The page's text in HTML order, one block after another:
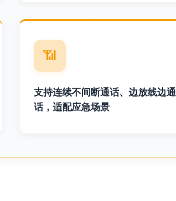
📶
支持连续不间断通话、边放线边通
话，适配应急场景